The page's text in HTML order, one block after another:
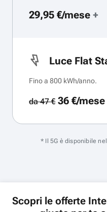
29,95 €/mese +
Luce Flat
Fino a 800 kWh/anno.
da 47 €36 €/mese
* Il 5G è disponibile
Scopri le offerte